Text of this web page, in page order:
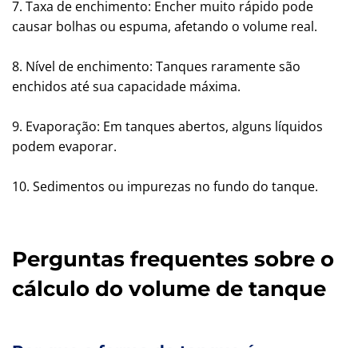
7. Taxa de enchimento: Encher muito rápido pode
causar bolhas ou espuma, afetando o volume real.
8. Nível de enchimento: Tanques raramente são
enchidos até sua capacidade máxima.
9. Evaporação: Em tanques abertos, alguns líquidos
podem evaporar.
10. Sedimentos ou impurezas no fundo do tanque.
Perguntas frequentes sobre o
cálculo do volume de tanque